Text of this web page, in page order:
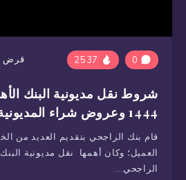
قرض 0
شروط نقل مديونية البنك
1444 وعروض شراء المديونية
قام بنك الراجحي بتقديم العديد من
العميل؛ وكان أهمها نقل مديونية
الراجحي….